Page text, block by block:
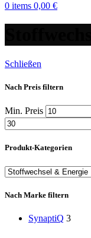
0 items 0,00 €
Schließen
Nach Preis filtern
Min. Preis
Produkt-Kategorien
Nach Marke filtern
SynaptiQ 3